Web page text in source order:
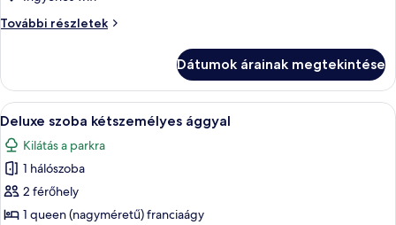
megtekintése:
További részletek
Szoba
Dátumok árainak megtekintése
A
következő
szoba
összes
képének
megtekintése:
Egy szállodai szoba, amelyben
6
Deluxe szoba kétszemélyes ággyal
Kilátás a parkra
1 hálószoba
2 férőhely
1 queen (nagyméretű) franciaágy